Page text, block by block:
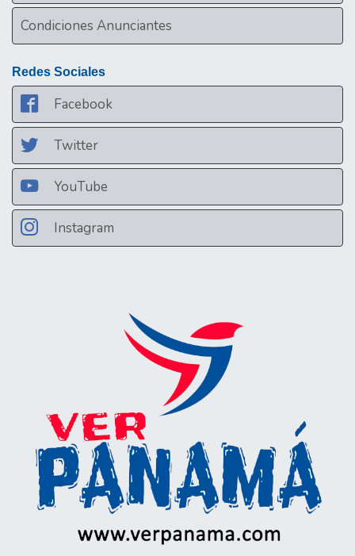
Condiciones Anunciantes
Redes Sociales
Facebook
Twitter
YouTube
Instagram